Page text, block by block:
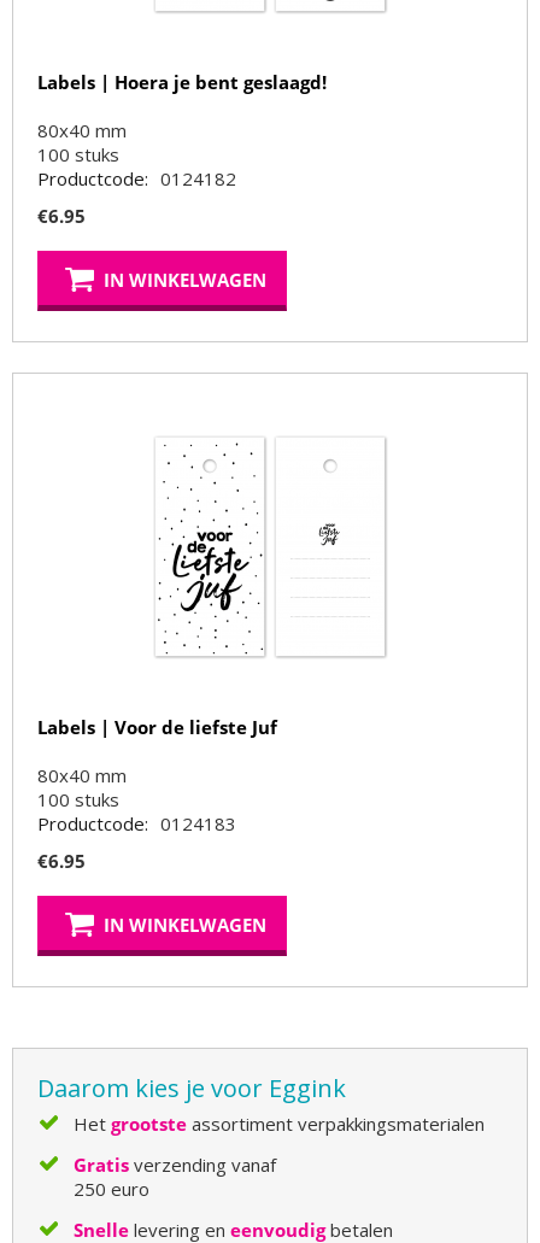
Labels | Hoera je bent geslaagd!
80x40 mm
100 stuks
Productcode: 0124182
€6.95
IN WINKELWAGEN
Labels | Voor de liefste Juf
80x40 mm
100 stuks
Productcode: 0124183
€6.95
IN WINKELWAGEN
Daarom kies je voor Eggink
Het grootste assortiment verpakkingsmaterialen
Gratis verzending vanaf
250 euro
Snelle levering en eenvoudigbetalen